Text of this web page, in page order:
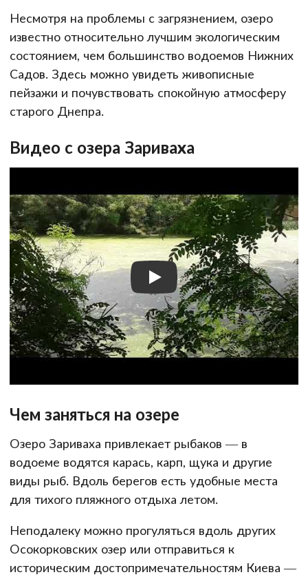
Несмотря на проблемы с загрязнением, озеро
известно относительно лучшим экологическим
состоянием, чем большинство водоемов Нижних
Садов. Здесь можно увидеть живописные
пейзажи и почувствовать спокойную атмосферу
старого Днепра.
Видео с озера Зариваха
Чем заняться на озере
Озеро Зариваха привлекает рыбаков — в
водоеме водятся карась, карп, щука и другие
виды рыб. Вдоль берегов есть удобные места
для тихого пляжного отдыха летом.
Неподалеку можно прогуляться вдоль других
Осокорковских озер или отправиться к
историческим достопримечательностям Киева —